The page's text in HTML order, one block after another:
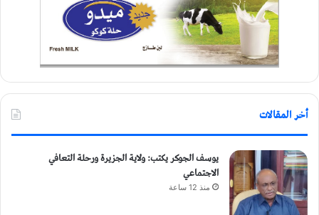
أخر المقالات
يوسف الجوكر يكتب: ولاية الجزيرة ورحلة التعافي
الاجتماعي
منذ 12 ساعة